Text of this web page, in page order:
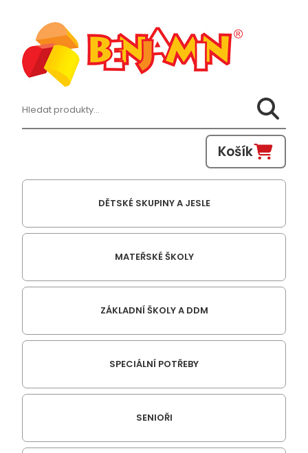
Hledat:
Košík
DĚTSKÉ SKUPINY A JESLE
MATEŘSKÉ ŠKOLY
ZÁKLADNÍ ŠKOLY A DDM
SPECIÁLNÍ POTŘEBY
SENIOŘI